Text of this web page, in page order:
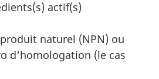
actif(s)
naturel (NPN) ou
d'homologation (le cas